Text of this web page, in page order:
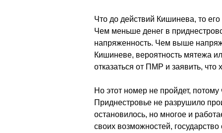
Что до действий Кишинева, то его
Чем меньше денег в
напряженность. Чем выше
Кишиневе, вероятность мятежа
отказаться от ПМР и заявить, что
Но этот номер не пройдет,
Приднестровье не разрушило
остановилось, но многое и
своих возможностей,